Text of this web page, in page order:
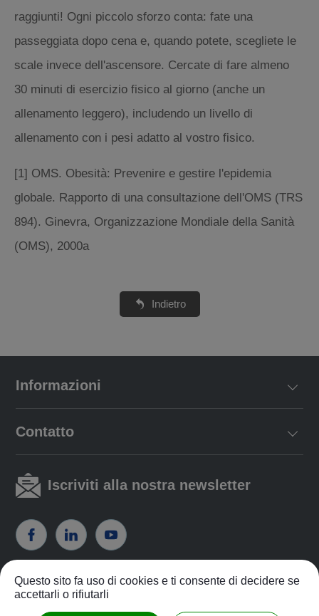
raggiunti! Ogni piccolo sforzo conta: fate una
passeggiata dopo cena e, quando potete, scegliete le
scale invece dell'ascensore. Cercate di fare almeno
30 minuti di esercizio fisico al giorno (anche un
allenamento leggero), includendo un livello di
allenamento con i pesi adatto al vostro fisico.
[1] OMS. Obesità: Prevenire e gestire l'epidemia
globale. Rapporto di una consultazione dell'OMS (TRS
894). Ginevra, Organizzazione Mondiale della Sanità
(OMS), 2000a
Indietro
Informazioni
Contatto
Iscriviti alla nostra newsletter
politica sulla riservatezza
Questo sito fa uso di cookies e ti consente di decidere se
accettarli o rifiutarli